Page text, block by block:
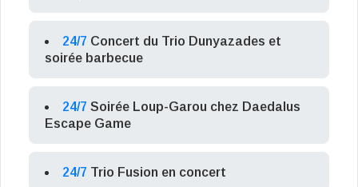
24/7 Concert du Trio Dunyazades et
soirée barbecue
24/7 Soirée Loup-Garou chez Daedalus
Escape Game
24/7 Trio Fusion en concert